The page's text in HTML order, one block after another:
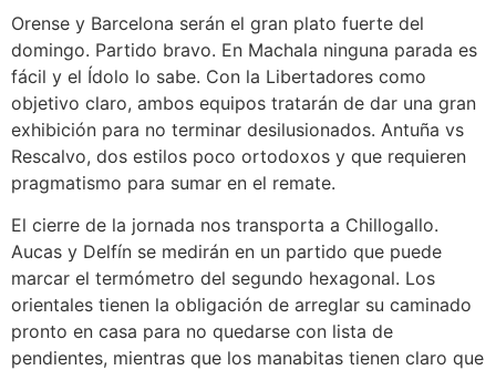
Orense y Barcelona serán el gran plato fuerte del
domingo. Partido bravo. En Machala ninguna parada es
fácil y el Ídolo lo sabe. Con la Libertadores como
objetivo claro, ambos equipos tratarán de dar una gran
exhibición para no terminar desilusionados. Antuña vs
Rescalvo, dos estilos poco ortodoxos y que requieren
pragmatismo para sumar en el remate.
El cierre de la jornada nos transporta a Chillogallo.
Aucas y Delfín se medirán en un partido que puede
marcar el termómetro del segundo hexagonal. Los
orientales tienen la obligación de arreglar su caminado
pronto en casa para no quedarse con lista de
pendientes, mientras que los manabitas tienen claro que